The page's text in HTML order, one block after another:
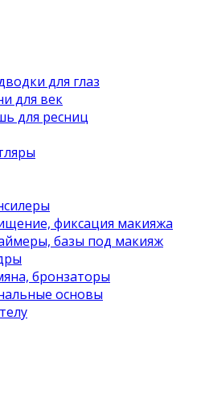
для глаз
для век
для ресниц
фиксация макияжа
базы под макияж
бронзаторы
основы